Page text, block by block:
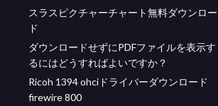
スラスピクチャーチャート無料ダウンロー
ド
ダウンロードせずにPDFファイルを表示す
るにはどうすればよいですか？
Ricoh 1394 ohciドライバーダウンロード
firewire 800